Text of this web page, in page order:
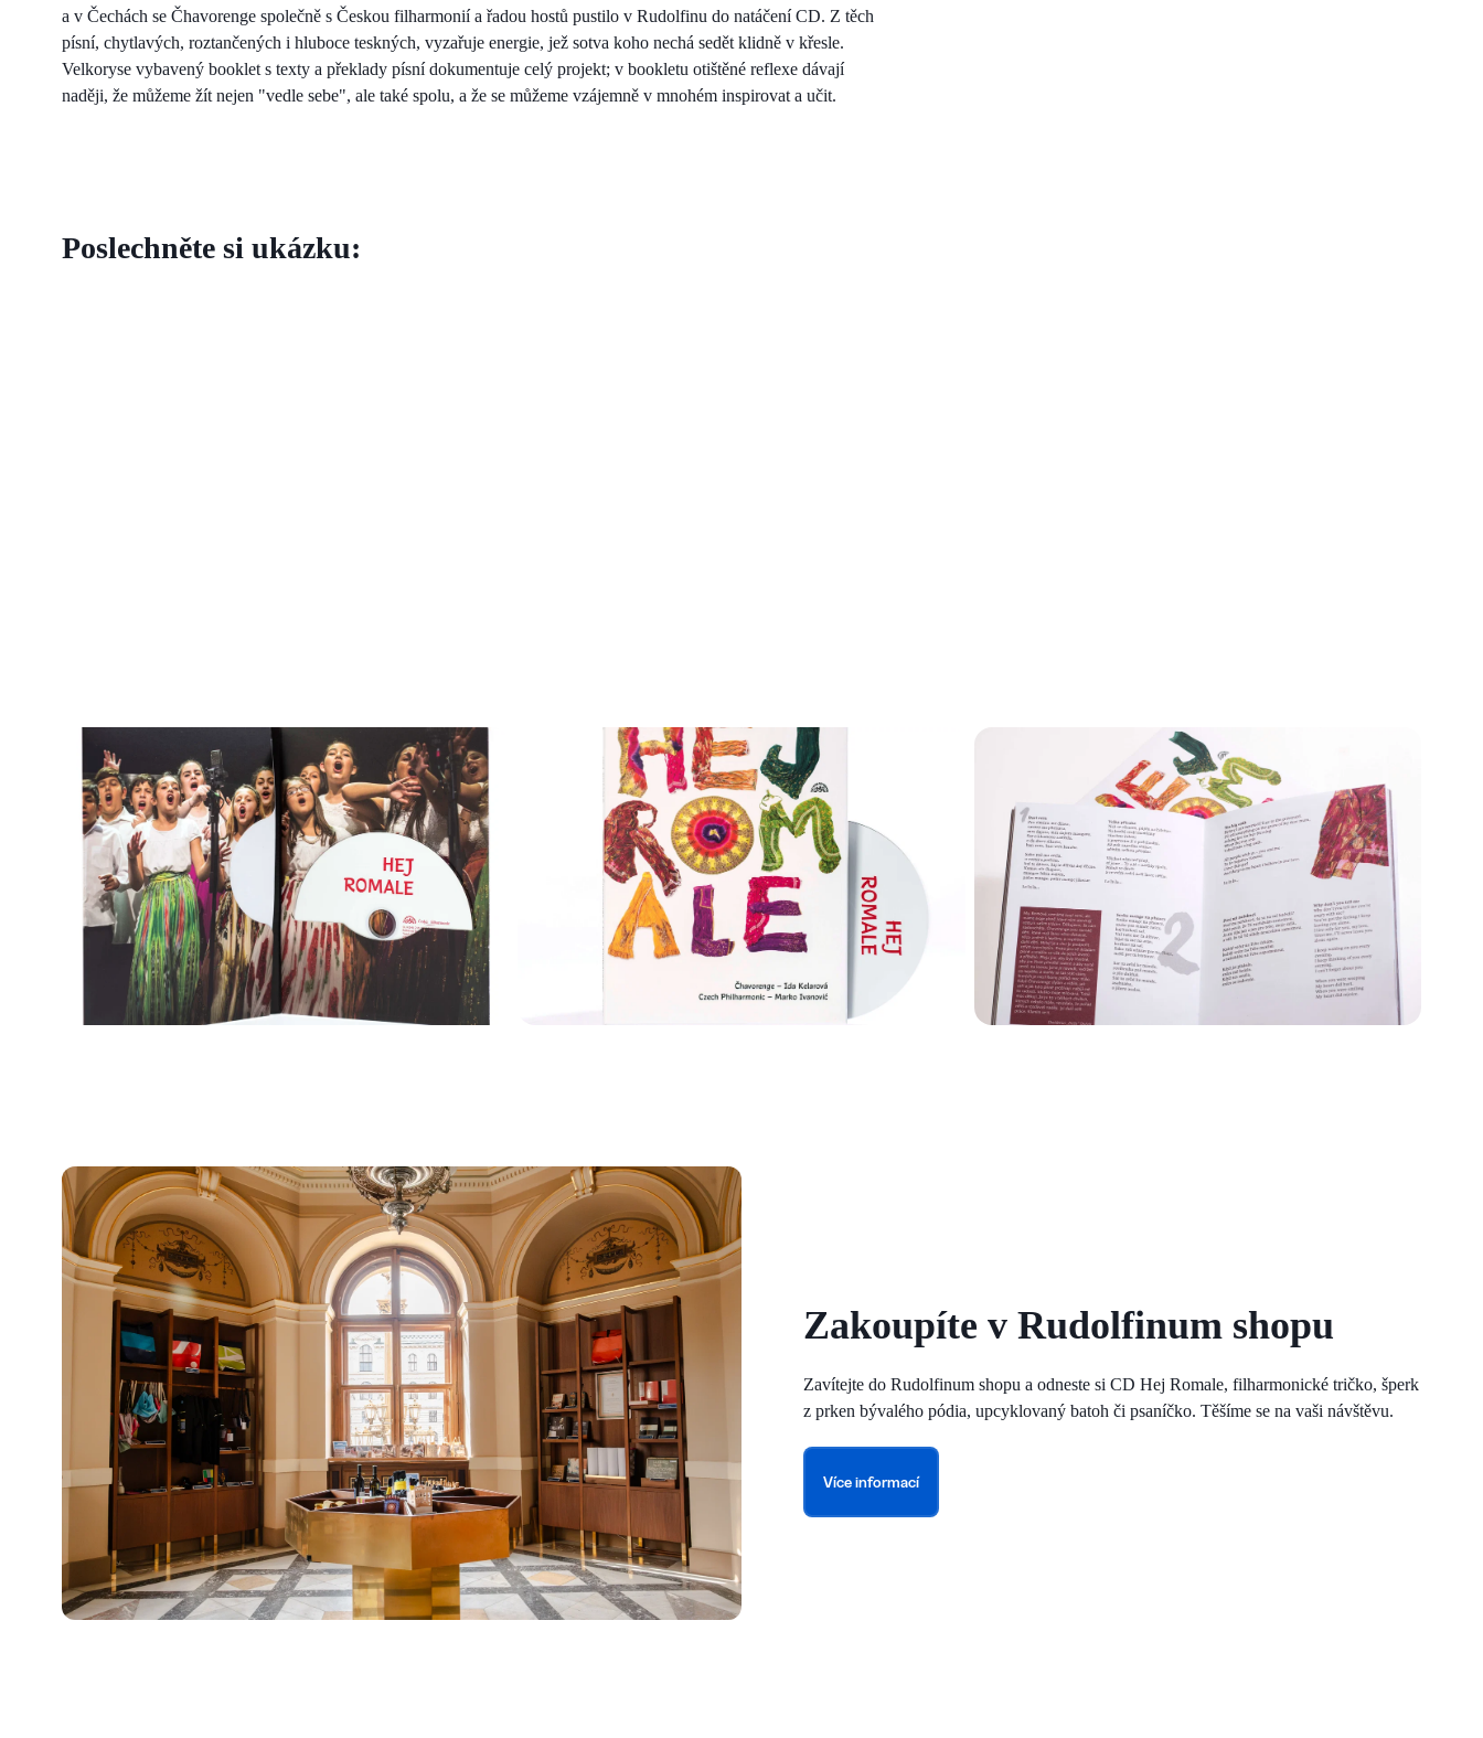
a v Čechách se Čhavorenge společně s Českou filharmonií a řadou hostů pustilo v Rudolfinu do natáčení CD. Z těch
písní, chytlavých, roztančených i hluboce teskných, vyzařuje energie, jež sotva koho nechá sedět klidně v křesle.
Velkoryse vybavený booklet s texty a překlady písní dokumentuje celý projekt; v bookletu otištěné reflexe dávají
naději, že můžeme žít nejen "vedle sebe", ale také spolu, a že se můžeme vzájemně v mnohém inspirovat a učit.
Poslechněte si ukázku:
Zakoupíte v Rudolfinum shopu
Zavítejte do Rudolfinum shopu a odneste si CD Hej Romale, filharmonické tričko, šperk
z prken bývalého pódia, upcyklovaný batoh či psaníčko. Těšíme se na vaši návštěvu.
Více informací